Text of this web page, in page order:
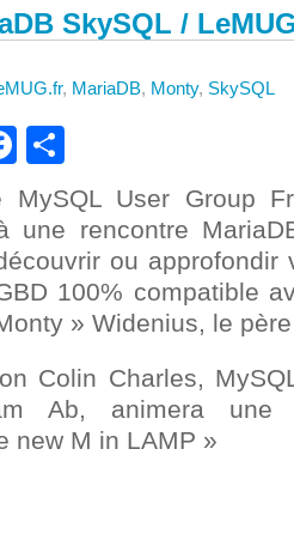
SkySQL
SkySQL /
, MariaDB, Monty, SkySQL
Facebook
MySQL User Group
une rencontre
ou approfondir
100% compatible
» Widenius, le
Colin Charles,
Ab, animera une
new M in LAMP »